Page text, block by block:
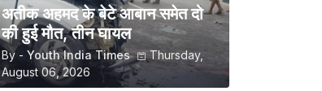
अतीक अहमद के बेटे आबान समेत दो
की हुई मौत, तीन घायल
By - Youth India Times
Thursday,
August 06, 2026